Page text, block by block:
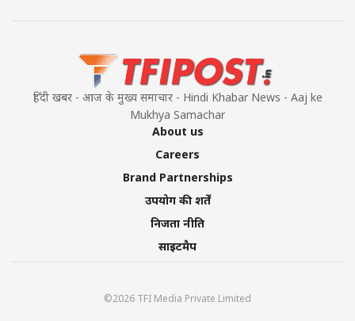
हिंदी खबर - आज के मुख्य समाचार - Hindi Khabar News - Aaj ke
Mukhya Samachar
About us
Careers
Brand Partnerships
उपयोग की शर्तें
निजता नीति
साइटमैप
©2026 TFI Media Private Limited